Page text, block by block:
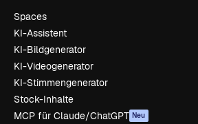
Spaces
KI-Assistent
KI-Bildgenerator
KI-Videogenerator
KI-Stimmengenerator
Stock-Inhalte
MCP für Claude/ChatGPT Neu